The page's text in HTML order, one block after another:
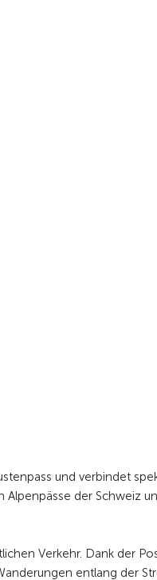
und verbindet
der Schweiz
Verkehr. Dank der
entlang der